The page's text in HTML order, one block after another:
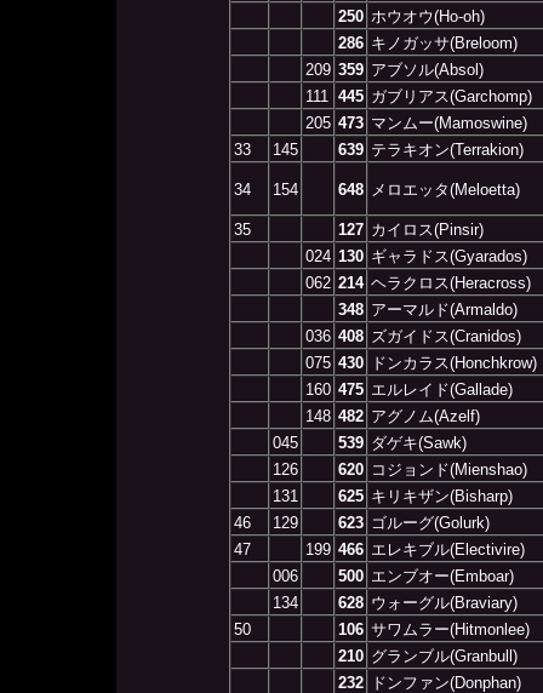
250 ホウオウ(Ho-oh)
286 キノガッサ(Breloom)
209 359 アブソル(Absol)
111
445 ガブリアス(Garchomp)
205 473 マンムー(Mamoswine)
33
145 639 テラキオン(Terrakion)
34 154 648 メロエッタ(Meloetta)
35 127 カイロス(Pinsir)
024 130 ギャラドス(Gyarados)
062 214 ヘラクロス(Heracross)
348 アーマルド(Armaldo)
036 408 ズガイドス(Cranidos)
075 430
ドンカラス(Honchkrow)
160 475 エルレイド(Gallade)
148 482 アグノム(Azelf)
045
539 ダゲキ(Sawk)
126
620 コジョンド(Mienshao)
131
625 キリキザン(Bisharp)
46
129 623 ゴルーグ(Golurk)
47
199 466 エレキブル(Electivire)
006
500 エンブオー(Emboar)
134
628 ウォーグル(Braviary)
50
106 サワムラー(Hitmonlee)
210 グランブル(Granbull)
232
ドンファン(Donphan)